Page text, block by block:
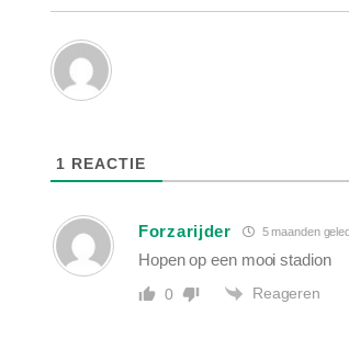
1 REACTIE
Forzarijder 5 maanden
Hopen op een mooi stadion
0 Reageren